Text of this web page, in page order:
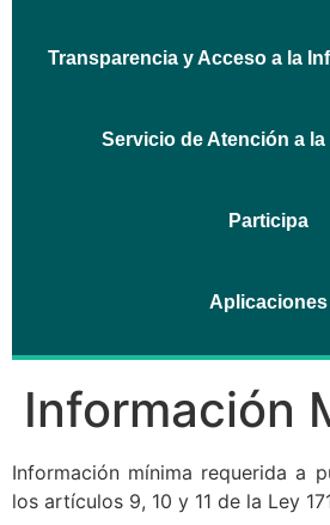
Transparencia y Acceso a la
Servicio de Atención a
Participa
Aplicaciones
Información
Información mínima requerida a
los artículos 9, 10 y 11 de la Ley